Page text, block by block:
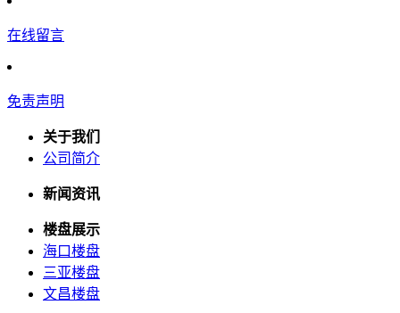
在线留言
免责声明
关于我们
公司简介
新闻资讯
楼盘展示
海口楼盘
三亚楼盘
文昌楼盘